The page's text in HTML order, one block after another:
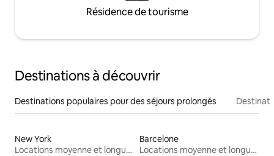
Résidence de tourisme
Destinations à découvrir
Destinations populaires pour des séjours prolongés
New York
Locations moyenne et longue durée
Barcelone
Locations moyenne et longue durée